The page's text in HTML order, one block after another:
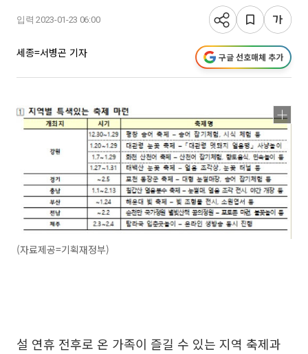
입력 2023-01-23 06:00
세종=서병곤 기자 구글 선호매체 추가
(자료제공=기획재정부)
설 연휴 전후로 온 가족이 즐길 수 있는 지역 축제과